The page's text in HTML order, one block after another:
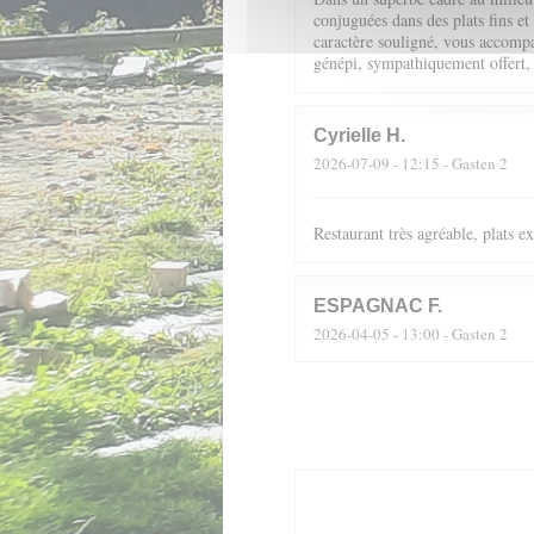
conjuguées dans des plats fins
caractère souligné, vous
génépi, sympathiquement
Cyrielle H
2026-07-09 - 12:15 - Gasten 2
Restaurant très agréable, plats
ESPAGNAC F
2026-04-05 - 13:00 - Gasten 2